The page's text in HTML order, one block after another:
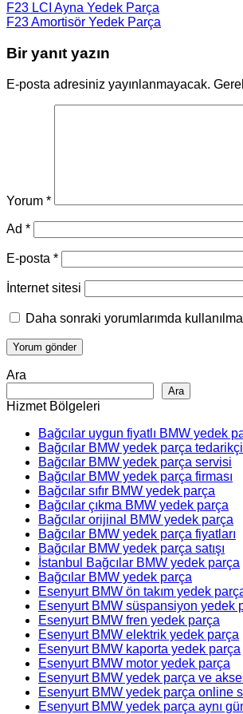
F23 LCI Ayna Yedek Parça
F23 Amortisör Yedek Parça
Bir yanıt yazın
E-posta adresiniz yayınlanmayacak.
Yorum *
Ad *
E-posta *
İnternet sitesi
Daha sonraki yorumlarımda
Ara
Ara
Hizmet Bölgeleri
Bağcılar uygun fiyatlı BMW yedek
Bağcılar BMW yedek parça
Bağcılar BMW yedek parça servisi
Bağcılar BMW yedek parça firması
Bağcılar sıfır BMW yedek parça
Bağcılar çıkma BMW yedek parça
Bağcılar orijinal BMW yedek parça
Bağcılar BMW yedek parça fiyatları
Bağcılar BMW yedek parça satışı
İstanbul Bağcılar BMW yedek parça
Bağcılar BMW yedek parça
Esenyurt BMW ön takım yedek
Esenyurt BMW süspansiyon yedek
Esenyurt BMW fren yedek parça
Esenyurt BMW elektrik yedek parça
Esenyurt BMW kaporta yedek parça
Esenyurt BMW motor yedek parça
Esenyurt BMW yedek parça ve
Esenyurt BMW yedek parça online
Esenyurt BMW yedek parça aynı